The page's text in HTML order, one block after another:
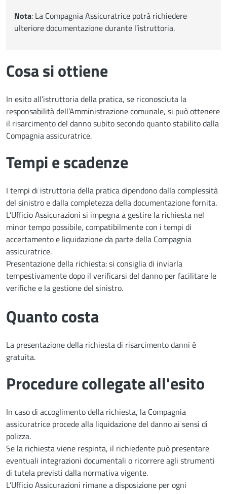
Nota: La Compagnia Assicuratrice potrà richiedere
ulteriore documentazione durante l’istruttoria.
Cosa si ottiene
In esito all’istruttoria della pratica, se riconosciuta la
responsabilità dell’Amministrazione comunale, si può ottenere
il risarcimento del danno subito secondo quanto stabilito dalla
Compagnia assicuratrice.
Tempi e scadenze
I tempi di istruttoria della pratica dipendono dalla complessità
del sinistro e dalla completezza della documentazione fornita.
L’Ufficio Assicurazioni si impegna a gestire la richiesta nel
minor tempo possibile, compatibilmente con i tempi di
accertamento e liquidazione da parte della Compagnia
assicuratrice.
Presentazione della richiesta: si consiglia di inviarla
tempestivamente dopo il verificarsi del danno per facilitare le
verifiche e la gestione del sinistro.
Quanto costa
La presentazione della richiesta di risarcimento danni è
gratuita.
Procedure collegate all'esito
In caso di accoglimento della richiesta, la Compagnia
assicuratrice procede alla liquidazione del danno ai sensi di
polizza.
Se la richiesta viene respinta, il richiedente può presentare
eventuali integrazioni documentali o ricorrere agli strumenti
di tutela previsti dalla normativa vigente.
L’Ufficio Assicurazioni rimane a disposizione per ogni